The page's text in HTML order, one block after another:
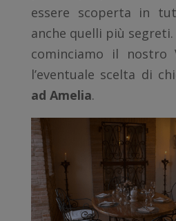
essere scoperta in
anche quelli più
cominciamo il
l’eventuale scelta di
ad Amelia.